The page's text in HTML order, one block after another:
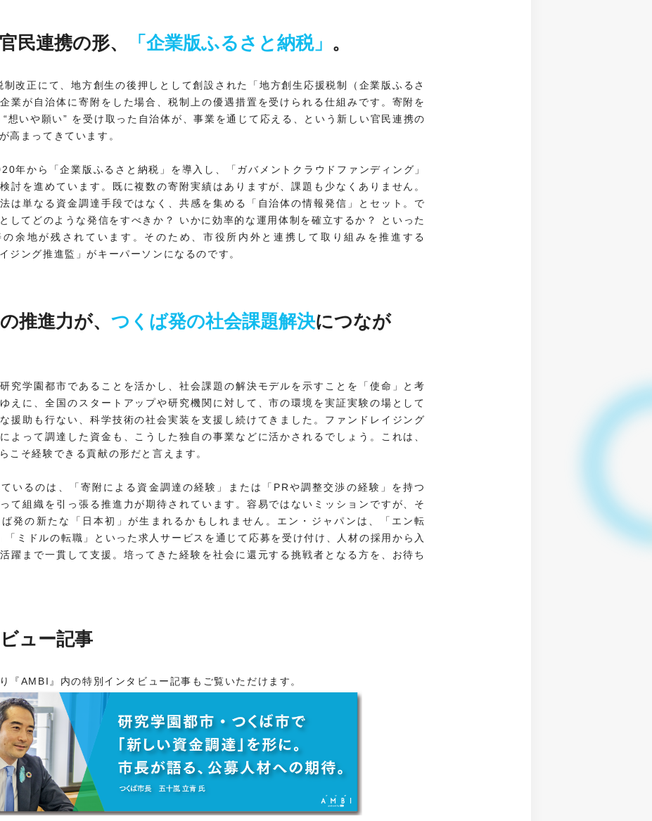
民連携の形、 「企業版ふるさと納税」 。
改正にて、地方創生の後押しとして創設された「地方創生応援税制（企業版ふるさ
業が自治体に寄附をした場合、税制上の優遇措置を受けられる仕組みです。寄附を
想いや願い” を受け取った自治体が、事業を通じて応える、という新しい官民連携の
高まってきています。
年から「企業版ふるさと納税」を導入し、「ガバメントクラウドファンディング」
討を進めています。既に複数の寄附実績はありますが、課題も少なくありません。
は単なる資金調達手段ではなく、共感を集める「自治体の情報発信」とセット。で
してどのような発信をすべきか？ いかに効率的な運用体制を確立するか？ といった
の余地が残されています。そのため、市役所内外と連携して取り組みを推進する
ジング推進監」がキーパーソンになるのです。
推進力が、 つくば発の社会課題解決につなが
究学園都市であることを活かし、社会課題の解決モデルを示すことを「使命」と考
えに、全国のスタートアップや研究機関に対して、市の環境を実証実験の場として
援助も行ない、科学技術の社会実装を支援し続けてきました。ファンドレイジング
よって調達した資金も、こうした独自の事業などに活かされるでしょう。これは、
こそ経験できる貢献の形だと言えます。
いるのは、「寄附による資金調達の経験」または「PRや調整交渉の経験」を持つ
て組織を引っ張る推進力が期待されています。容易ではないミッションですが、そ
発の新たな「日本初」が生まれるかもしれません。エン・ジャパンは、「エン転
「ミドルの転職」といった求人サービスを通じて応募を受け付け、人材の採用から入
躍まで一貫して支援。培ってきた経験を社会に還元する挑戦者となる方を、お待ち
ュー記事
『AMBI』内の特別インタビュー記事もご覧いただけます。